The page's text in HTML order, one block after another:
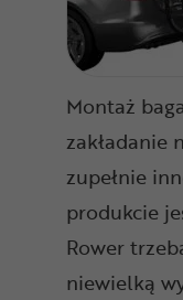
Montaż
zakładanie
zupełnie
produkcie
Rower
niewielką